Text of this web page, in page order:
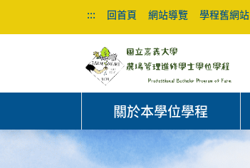
::: 回首頁 網站導覽 學程舊網站
關於本學位學程